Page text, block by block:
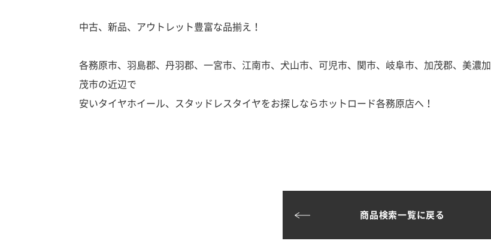
中古、新品、アウトレット豊富な品揃え！
各務原市、羽島郡、丹羽郡、一宮市、江南市、犬山市、可児市、関市、岐阜市、加茂郡、美濃加
茂市の近辺で
安いタイヤホイール、スタッドレスタイヤをお探しならホットロード各務原店へ！
商品検索一覧に戻る